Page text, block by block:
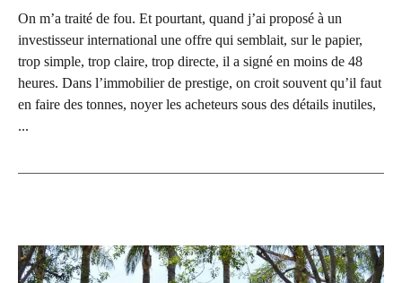
On m’a traité de fou. Et pourtant, quand j’ai proposé à un
investisseur international une offre qui semblait, sur le papier,
trop simple, trop claire, trop directe, il a signé en moins de 48
heures. Dans l’immobilier de prestige, on croit souvent qu’il faut
en faire des tonnes, noyer les acheteurs sous des détails inutiles,
...